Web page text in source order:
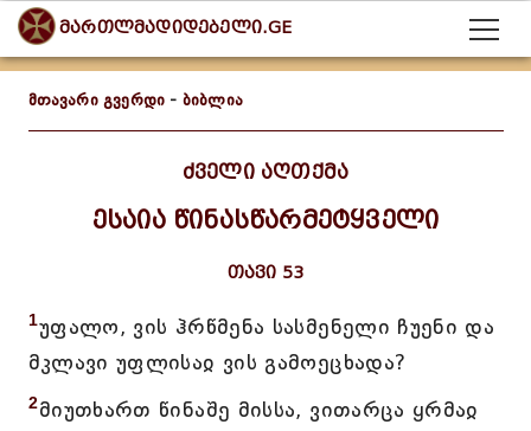
მართლმადიდებელი.GE
მთავარი გვერდი - ბიბლია
ძველი აღთქმა
ესაია წინასწარმეტყველი
თავი 53
1უფალო, ვის ჰრწმენა სასმენელი ჩუენი და
მკლავი უფლისაჲ ვის გამოეცხადა?
2მიუთხართ წინაშე მისსა, ვითარცა ყრმაჲ